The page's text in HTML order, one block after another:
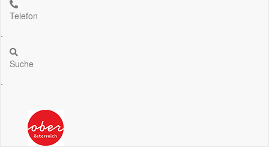
Telefon
.
Suche
.